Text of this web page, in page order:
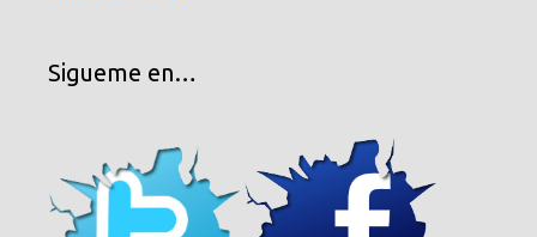
Sigueme en…